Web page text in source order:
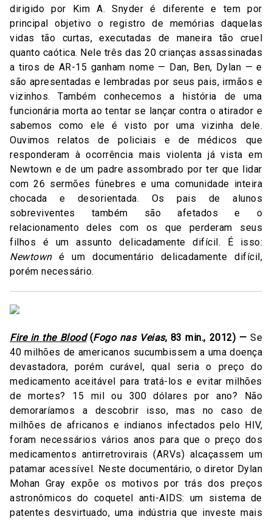
dirigido por Kim A. Snyder é diferente e tem por
principal objetivo o registro de memórias daquelas
vidas tão curtas, executadas de maneira tão cruel
quanto caótica. Nele três das 20 crianças assassinadas
a tiros de AR-15 ganham nome — Dan, Ben, Dylan — e
são apresentadas e lembradas por seus pais, irmãos e
vizinhos. Também conhecemos a história de uma
funcionária morta ao tentar se lançar contra o atirador e
sabemos como ele é visto por uma vizinha dele.
Ouvimos relatos de policiais e de médicos que
responderam à ocorrência mais violenta já vista em
Newtown e de um padre assombrado por ter que lidar
com 26 sermões fúnebres e uma comunidade inteira
chocada e desorientada. Os pais de alunos
sobreviventes também são afetados e o
relacionamento deles com os que perderam seus
filhos é um assunto delicadamente difícil. É isso:
Newtowné um documentário delicadamente difícil,
porém necessário.
Fire in the Blood(Fogo nas Veias, 83 min., 2012) — Se
40 milhões de americanos sucumbissem a uma doença
devastadora, porém curável, qual seria o preço do
medicamento aceitável para tratá-los e evitar milhões
de mortes? 15 mil ou 300 dólares por ano? Não
demoraríamos a descobrir isso, mas no caso de
milhões de africanos e indianos infectados pelo HIV,
foram necessários vários anos para que o preço dos
medicamentos antirretrovirais (ARVs) alcaçassem um
patamar acessível. Neste documentário, o diretor Dylan
Mohan Gray expõe os motivos por trás dos preços
astronômicos do coquetel anti-AIDS: um sistema de
patentes desvirtuado, uma indústria que investe mais